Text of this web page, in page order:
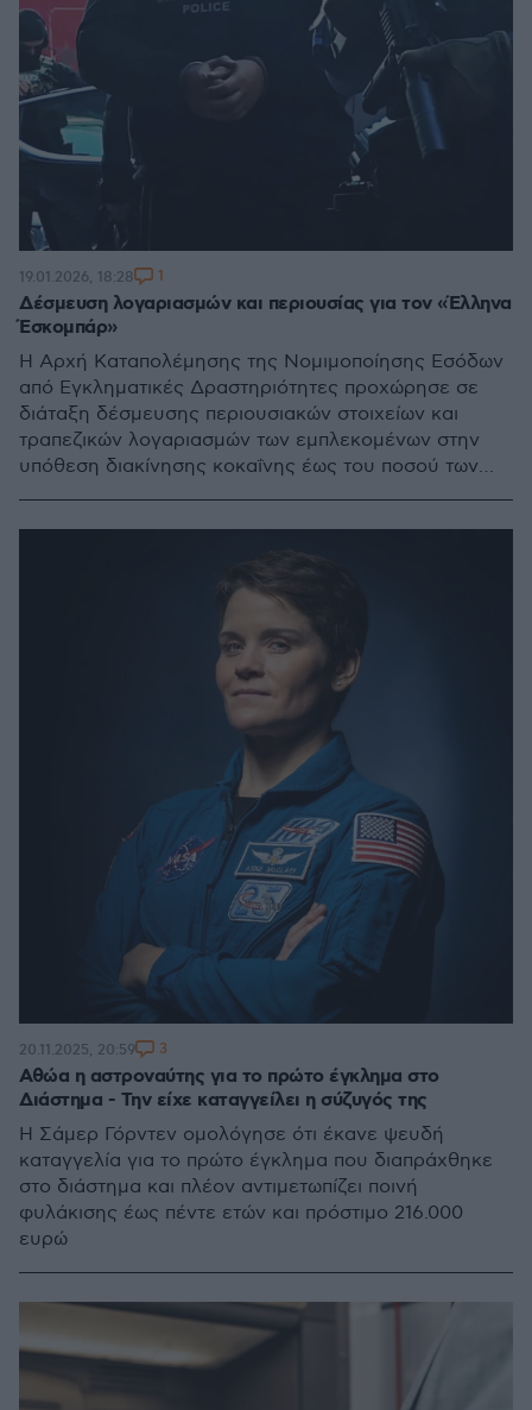
Δέσμευση λογαριασμών και περιουσίας για τον «Έλληνα
Έσκομπάρ»
Η Αρχή Καταπολέμησης της Νομιμοποίησης Εσόδων
από Εγκληματικές Δραστηριότητες προχώρησε σε
διάταξη δέσμευσης περιουσιακών στοιχείων και
τραπεζικών λογαριασμών των εμπλεκομένων στην
υπόθεση διακίνησης κοκαΐνης έως του ποσού των
19.01.2026, 18:28 1
Αθώα η αστροναύτης για το πρώτο έγκλημα στο
Διάστημα - Την είχε καταγγείλει η σύζυγός της
Η Σάμερ Γόρντεν ομολόγησε ότι έκανε ψευδή
καταγγελία για το πρώτο έγκλημα που διαπράχθηκε
στο διάστημα και πλέον αντιμετωπίζει ποινή
φυλάκισης έως πέντε ετών και πρόστιμο 216.000
ευρώ
20.11.2025, 20:59 3